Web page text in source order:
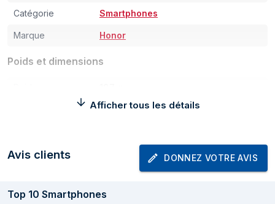
Catégorie Smartphones
Marque Honor
Poids et dimensions
74,6 mm
Hauteur
Profondeur du colis 177 mm
Afficher tous les détails
Avis clients DONNEZ VOTRE AVIS
Top 10 Smartphones